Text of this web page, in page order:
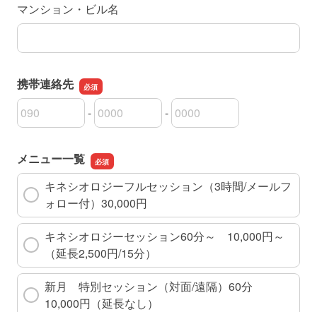
マンション・ビル名
携帯連絡先
携帯連絡先の市外局番
-
携帯連絡先の市内局番 -
携帯連絡先の加入者番号
メニュー一覧
キネシオロジーフルセッション（3時間/メールフ
ォロー付）30,000円
キネシオロジーセッション60分～ 10,000円～
（延長2,500円/15分）
新月 特別セッション（対面/遠隔）60分
10,000円（延長なし）